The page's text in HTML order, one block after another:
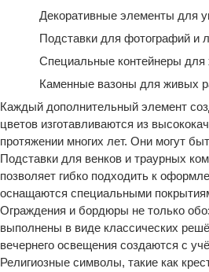
Декоративные элементы для
Подставки для фотографий и
Специальные контейнеры для
Каменные вазоны для живых
Каждый дополнительный элемент
цветов изготавливаются из
протяжении многих лет. Они могут
Подставки для венков и траурных
позволяет гибко подходить к
оснащаются специальными
Ограждения и бордюры не только
выполнены в виде классических
вечернего освещения создаются с
Религиозные символы, такие как